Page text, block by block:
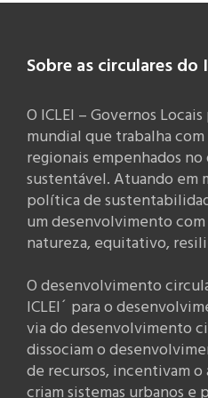
Sobre as circulares do
O ICLEI – Governos
mundial que trabalha
regionais empenhados
sustentável. Atuando em
política de
um desenvolvimento com
natureza, equitativo,
O desenvolvimento
ICLEI´ para o
via do desenvolvimento
dissociam o
de recursos, incentivam